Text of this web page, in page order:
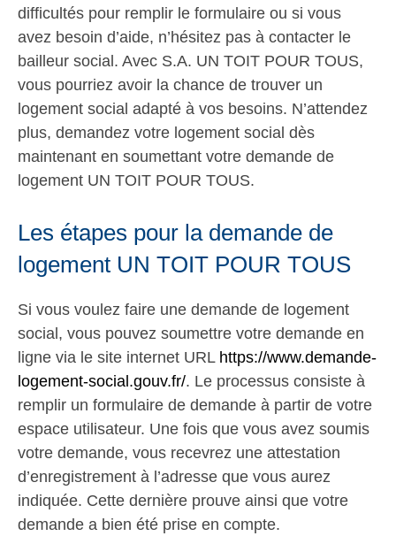
difficultés pour remplir le formulaire ou si vous
avez besoin d’aide, n’hésitez pas à contacter le
bailleur social. Avec S.A. UN TOIT POUR TOUS,
vous pourriez avoir la chance de trouver un
logement social adapté à vos besoins. N’attendez
plus, demandez votre logement social dès
maintenant en soumettant votre demande de
logement UN TOIT POUR TOUS.
Les étapes pour la demande de
logement UN TOIT POUR TOUS
Si vous voulez faire une demande de logement
social, vous pouvez soumettre votre demande en
ligne via le site internet URL https://www.demande-
logement-social.gouv.fr/. Le processus consiste à
remplir un formulaire de demande à partir de votre
espace utilisateur. Une fois que vous avez soumis
votre demande, vous recevrez une attestation
d’enregistrement à l’adresse que vous aurez
indiquée. Cette dernière prouve ainsi que votre
demande a bien été prise en compte.